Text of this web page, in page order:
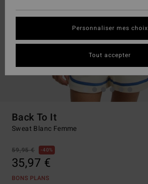
Back To It
Sweat Blanc Femme
59,95 € 40%
35,97 €
BONS PLANS
Personnaliser mes choix
Tout accepter